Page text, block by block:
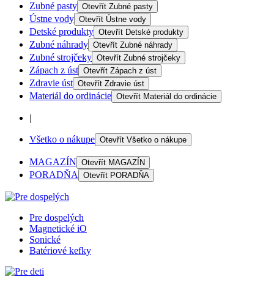
Zubné pasty Otevřít Zubné pasty
Ústne vody Otevřít Ústne vody
Detské produkty Otevřít Detské produkty
Zubné náhrady Otevřít Zubné náhrady
Zubné strojčeky Otevřít Zubné strojčeky
Zápach z úst Otevřít Zápach z úst
Zdravie úst Otevřít Zdravie úst
Materiál do ordinácie Otevřít Materiál do ordinácie
|
Všetko o nákupe Otevřít Všetko o nákupe
MAGAZÍN Otevřít MAGAZÍN
PORADŇA Otevřít PORADŇA
Pre dospelých
Magnetické iO
Sonické
Batériové kefky